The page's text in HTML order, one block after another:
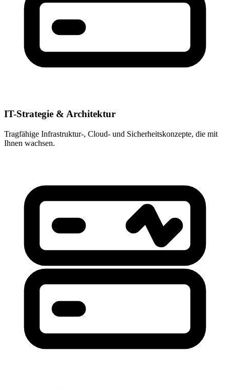
IT-Strategie & Architektur
Tragfähige Infrastruktur-, Cloud- und Sicherheitskonzepte, die mit
Ihnen wachsen.